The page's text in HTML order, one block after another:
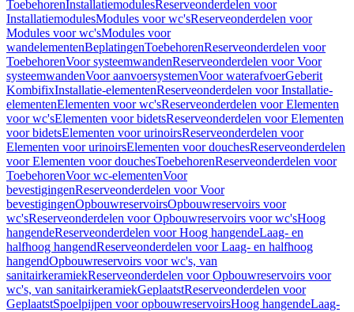
ToebehorenInstallatiemodulesReserveonderdelen voor
InstallatiemodulesModules voor wc'sReserveonderdelen voor
Modules voor wc'sModules voor
wandelementenBeplatingenToebehorenReserveonderdelen voor
ToebehorenVoor systeemwandenReserveonderdelen voor Voor
systeemwandenVoor aanvoersystemenVoor waterafvoerGeberit
KombifixInstallatie-elementenReserveonderdelen voor Installatie-
elementenElementen voor wc'sReserveonderdelen voor Elementen
voor wc'sElementen voor bidetsReserveonderdelen voor Elementen
voor bidetsElementen voor urinoirsReserveonderdelen voor
Elementen voor urinoirsElementen voor douchesReserveonderdelen
voor Elementen voor douchesToebehorenReserveonderdelen voor
ToebehorenVoor wc-elementenVoor
bevestigingenReserveonderdelen voor Voor
bevestigingenOpbouwreservoirsOpbouwreservoirs voor
wc'sReserveonderdelen voor Opbouwreservoirs voor wc'sHoog
hangendeReserveonderdelen voor Hoog hangendeLaag- en
halfhoog hangendReserveonderdelen voor Laag- en halfhoog
hangendOpbouwreservoirs voor wc's, van
sanitairkeramiekReserveonderdelen voor Opbouwreservoirs voor
wc's, van sanitairkeramiekGeplaatstReserveonderdelen voor
GeplaatstSpoelpijpen voor opbouwreservoirsHoog hangendeLaag-